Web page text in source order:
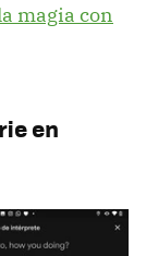
magia con
en